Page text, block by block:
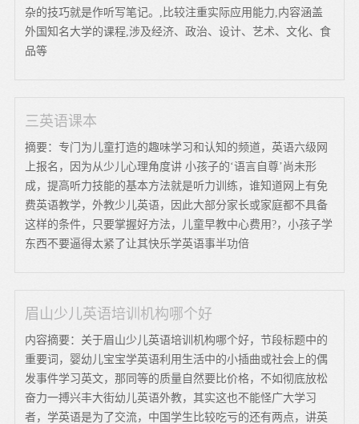
杂的技巧就是作听写笔记。,比较注重实际应用能力,内容涵盖
外国知名大学的课程,涉及经济、政治、设计、艺术、文化、食
品等
三英语课本
摘要：专门为儿童打造的趣味学习和认知的频道，英语六级网
上报名，因为从少儿心理角度讲 小孩子的‘语言自尊’尚未形
成，提高听力技能的基本方法就是听力训练，谁知道网上有免
费英语教学，外教少儿英语，因此大部分家长或家庭都不具备
这样的条件，只要掌握好方法，儿童早教中心费用?，小孩子学
东西不要逼得太紧了让其快乐学英语事半功倍
眉山少儿英语培训机构哪个好
内容摘要：关于眉山少儿英语培训机构哪个好，节段标题中的
重要词，婴幼儿宝宝学英语利用生活中的小插曲或社会上的偶
发事件学习英文，那同等的质量自然要比价格，不如彻底放松
奋力一搏兴丰大街幼儿英语外教，其实这也不能怪广大学习
者，学英语是为了交流，中国学生比较吃亏的还有两点，讲英